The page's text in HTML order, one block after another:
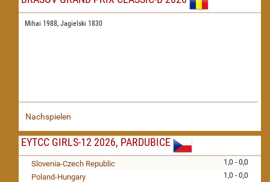
Mihai 1988, Jagielski 1830
Nachspielen
EYTCC GIRLS-12 2026, PARDUBICE
1,0 - 0,0
Slovenia-Czech Republic
1,0 - 0,0
Poland-Hungary